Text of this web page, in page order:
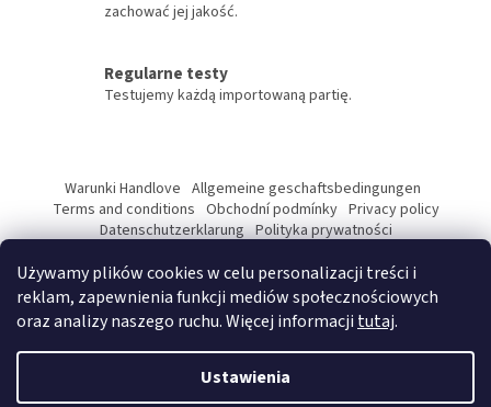
Używamy plików cookies w celu personalizacji treści i
reklam, zapewnienia funkcji mediów społecznościowych
oraz analizy naszego ruchu. Więcej informacji tutaj.
Ustawienia
zachować jej jakość.
Regularne testy
Testujemy każdą importowaną partię.
p
k
Warunki Handlove Allgemeine geschaftsbedingungen
Terms and conditions Obchodní podmínky Privacy policy
Datenschutzerklarung Polityka prywatności
Opracował Shoptet Premium